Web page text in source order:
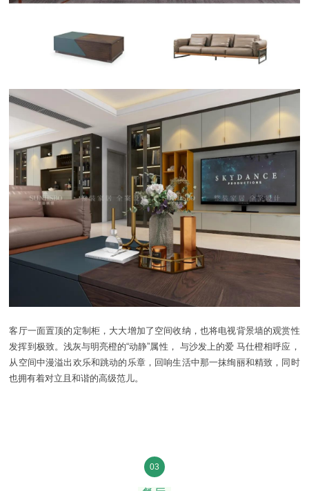
客厅一面置顶的定制柜，大大增加了空间收纳，也将电视背景墙的观赏性
发挥到极致。浅灰与明亮橙的“动静”属性， 与沙发上的爱 马仕橙相呼应，
从空间中漫溢出欢乐和跳动的乐章，回响生活中那一抹绚丽和精致，同时
也拥有着对立且和谐的高级范儿。
03